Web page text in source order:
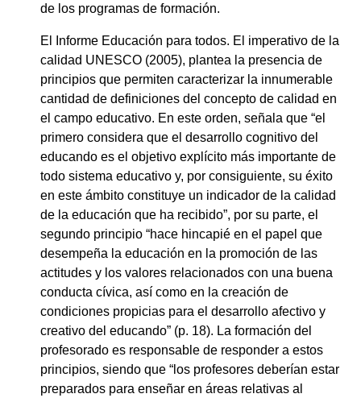
de los programas de formación.
El Informe Educación para todos. El imperativo de la
calidad UNESCO (2005), plantea la presencia de
principios que permiten caracterizar la innumerable
cantidad de definiciones del concepto de calidad en
el campo educativo. En este orden, señala que “el
primero considera que el desarrollo cognitivo del
educando es el objetivo explícito más importante de
todo sistema educativo y, por consiguiente, su éxito
en este ámbito constituye un indicador de la calidad
de la educación que ha recibido”, por su parte, el
segundo principio “hace hincapié en el papel que
desempeña la educación en la promoción de las
actitudes y los valores relacionados con una buena
conducta cívica, así como en la creación de
condiciones propicias para el desarrollo afectivo y
creativo del educando” (p. 18). La formación del
profesorado es responsable de responder a estos
principios, siendo que “los profesores deberían estar
preparados para enseñar en áreas relativas al